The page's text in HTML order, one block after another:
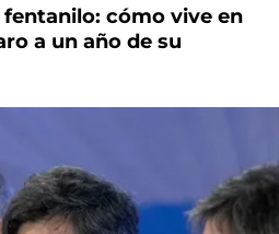
cómo vive en
a un año de su